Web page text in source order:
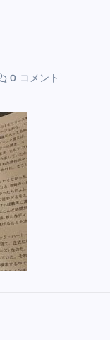
0 コメント